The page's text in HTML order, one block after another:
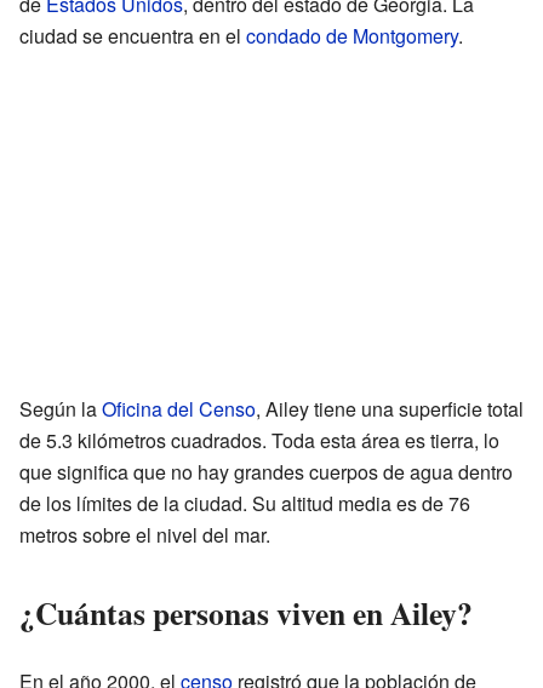
ciudad se encuentra en el condado de Montgomery.
Según laOficina del Censo, Ailey tiene una superficie total
de 5.3 kilómetros cuadrados. Toda esta área es tierra, lo
que significa que no hay grandes cuerpos de agua dentro
de los límites de la ciudad. Su altitud media es de 76
metros sobre el nivel del mar.
¿Cuántas personas viven en Ailey?
En el año 2000, el censo registró que la población de